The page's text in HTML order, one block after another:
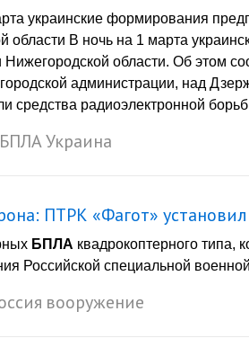
украинские формирования
области В ночь на 1 марта
Нижегородской области. Об этом
администрации, над
средства радиоэлектронной
БПЛАУкраина
ПТРК «Фагот»
БПЛА квадрокоптерного типа,
Российской специальной
вооружение